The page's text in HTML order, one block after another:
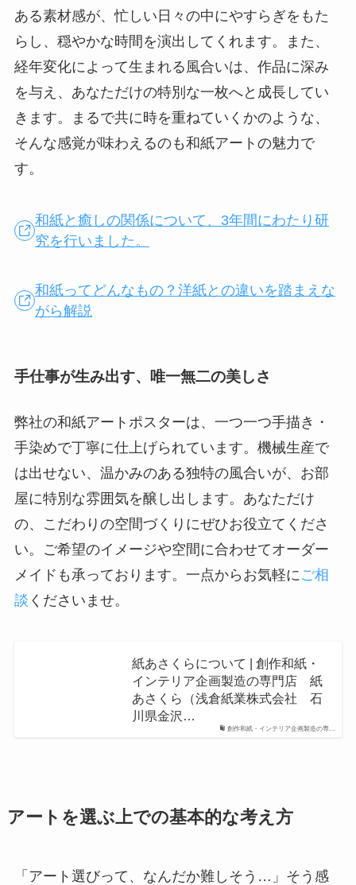
ある素材感が、忙しい日々の中にやすらぎをもた
らし、穏やかな時間を演出してくれます。また、
経年変化によって生まれる風合いは、作品に深み
を与え、あなただけの特別な一枚へと成長してい
きます。まるで共に時を重ねていくかのような、
そんな感覚が味わえるのも和紙アートの魅力で
す。
和紙と癒しの関係について、3年間にわたり研
究を行いました。
和紙ってどんなもの？洋紙との違いを踏まえな
がら解説
手仕事が生み出す、唯一無二の美しさ
弊社の和紙アートポスターは、一つ一つ手描き・
手染めで丁寧に仕上げられています。機械生産で
は出せない、温かみのある独特の風合いが、お部
屋に特別な雰囲気を醸し出します。あなただけ
の、こだわりの空間づくりにぜひお役立てくださ
い。ご希望のイメージや空間に合わせてオーダー
メイドも承っております。一点からお気軽に ご相
談 くださいませ。
創作和紙・インテリア企画製造の専…
紙あさくらについて | 創作和紙・
インテリア企画製造の専門店 紙
あさくら（浅倉紙業株式会社 石
川県金沢…
アートを選ぶ上での基本的な考え方
「アート選びって、なんだか難しそう…」そう感